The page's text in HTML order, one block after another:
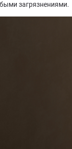
загрязнениями.